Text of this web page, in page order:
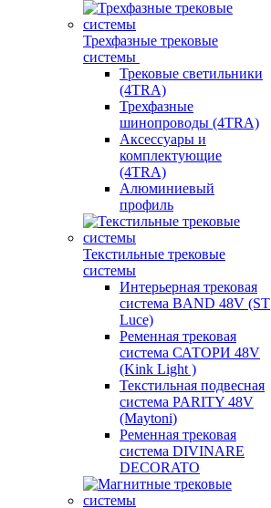
Трехфазные трековые
системы
Трековые светильники
(4TRA)
Трехфазные
шинопроводы (4TRA)
Аксессуары и
комплектующие
(4TRA)
Алюминиевый
профиль
Текстильные трековые
системы
Интерьерная трековая
система BAND 48V (ST
Luce)
Ременная трековая
система САТОРИ 48V
(Kink Light )
Текстильная подвесная
система PARITY 48V
(Maytoni)
Ременная трековая
система DIVINARE
DECORATO